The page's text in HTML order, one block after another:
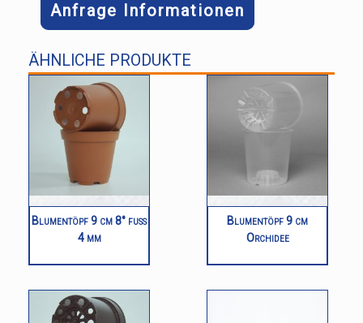
Anfrage Informationen
ÄHNLICHE PRODUKTE
Blumentöpf 9 cm 8° fuß
4 mm
Blumentöpf 9 cm
Orchidee